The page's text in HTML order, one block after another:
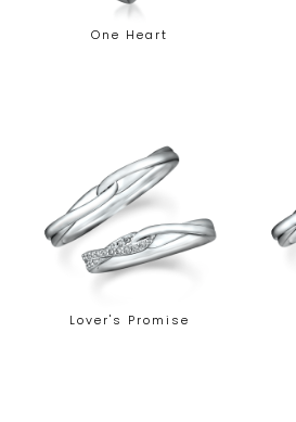
One Heart
Lover's Promise